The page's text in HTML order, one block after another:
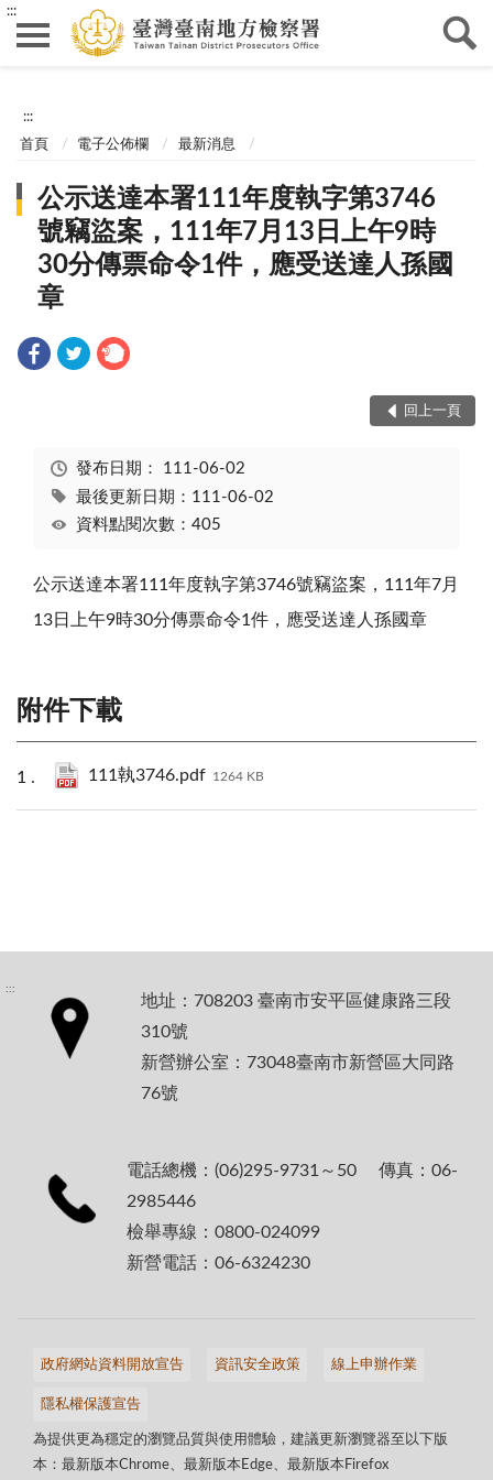
:::
:::
首頁 電子公佈欄 最新消息
公示送達本署111年度執字第3746
號竊盜案，111年7月13日上午9時
30分傳票命令1件，應受送達人孫國
章
回上一頁
發布日期： 111-06-02
最後更新日期：111-06-02
資料點閱次數：405
公示送達本署111年度執字第3746號竊盜案，111年7月
13日上午9時30分傳票命令1件，應受送達人孫國章
附件下載
111執3746.pdf 1264 KB
:::
地址：708203 臺南市安平區健康路三段
310號
新營辦公室：73048臺南市新營區大同路
76號
電話總機：(06)295-9731～50 傳真：06-
2985446
檢舉專線：0800-024099
新營電話：06-6324230
政府網站資料開放宣告 資訊安全政策 線上申辦作業
隱私權保護宣告
為提供更為穩定的瀏覽品質與使用體驗，建議更新瀏覽器至以下版
本：最新版本Chrome、最新版本Edge、最新版本Firefox